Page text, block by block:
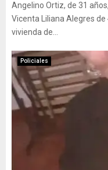
Angelino Ortiz, de 31
Vicenta Liliana Alegres
vivienda de...
Policiales